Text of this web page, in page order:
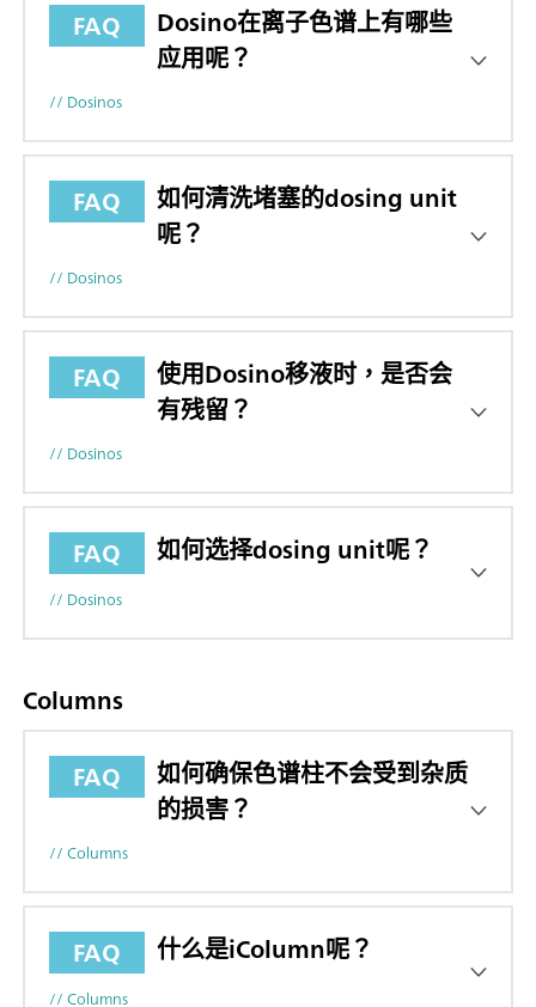
FAQ
Dosino在离子色谱上有哪些
应用呢？
// Dosinos
FAQ
如何清洗堵塞的dosing unit
呢？
// Dosinos
FAQ
使用Dosino移液时，是否会
有残留？
// Dosinos
FAQ 如何选择dosing unit呢？
// Dosinos
Columns
FAQ
如何确保色谱柱不会受到杂质
的损害？
// Columns
FAQ 什么是iColumn呢？
// Columns